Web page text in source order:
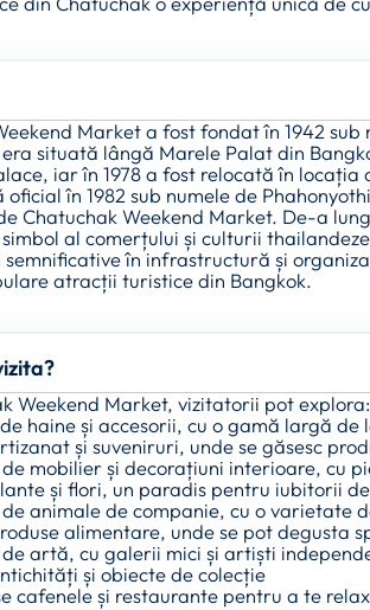
Market a fost fondat în 1942
situată lângă Marele Palat din
iar în 1978 a fost relocată în
oficial în 1982 sub numele de
Chatuchak Weekend Market. De-a
al comerțului și culturii
în infrastructură și
atracții turistice din Bangkok.
Weekend Market, vizitatorii pot explora:
de haine și accesorii, cu o gamă largă
și suveniruri, unde se găsesc
mobilier și decorațiuni interioare, cu
și flori, un paradis pentru iubitorii
animale de companie, cu o varietate
alimentare, unde se pot degusta
de artă, cu galerii mici și artiști
și obiecte de colecție
cafenele și restaurante pentru a te